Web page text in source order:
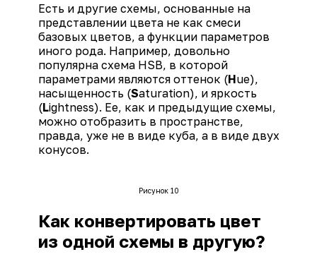
Есть и другие схемы, основанные на
представлении цвета не как смеси
базовых цветов, а функции параметров
иного рода. Например, довольно
популярна схема HSB, в которой
параметрами являются оттенок (Hue),
насыщенность (Saturation), и яркость
(Lightness). Ее, как и предыдущие схемы,
можно отобразить в пространстве,
правда, уже не в виде куба, а в виде двух
конусов.
Рисунок 10
Как конвертировать цвет
из одной схемы в другую?